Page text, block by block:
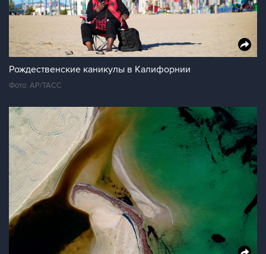
Рождественские каникулы в Калифорнии
Фото: AP/ТАСС